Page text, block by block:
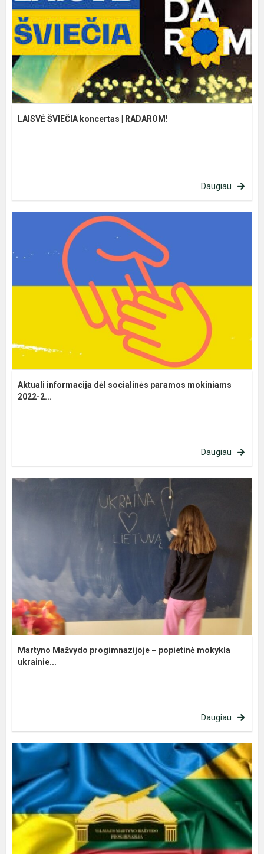
LAISVĖ ŠVIEČIA koncertas | RADAROM!
Daugiau
Aktuali informacija dėl socialinės paramos mokiniams
2022-2...
Daugiau
Martyno Mažvydo progimnazijoje – popietinė mokykla
ukrainie...
Daugiau